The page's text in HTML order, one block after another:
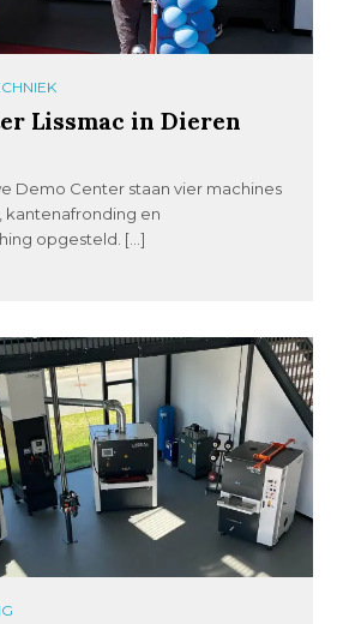
Lissmac in Dieren
Demo Center staan vier machines
kantenafronding en
opgesteld. […]